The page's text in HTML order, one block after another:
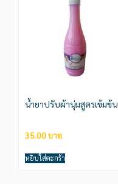
น้ำยาปรับผ้านุ่มสูตรเข้มข้น
35.00
หยิบใส่ตะกร้า